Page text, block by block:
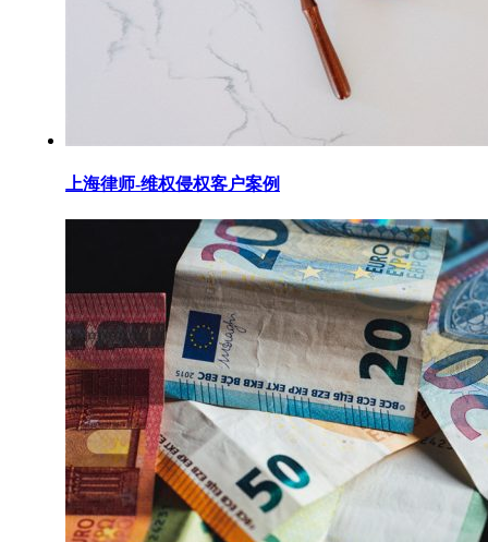
上海律师-维权侵权客户案例